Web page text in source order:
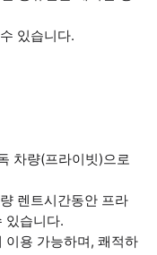
있습니다.
차량(프라이빗)으로
렌트시간동안 프라
있습니다.
이용 가능하며, 쾌적하